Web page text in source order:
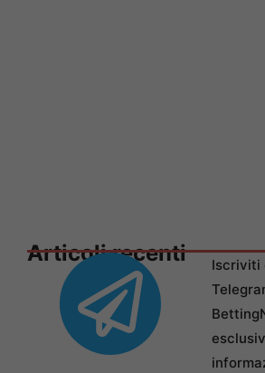
Articoli recenti
Iscriviti